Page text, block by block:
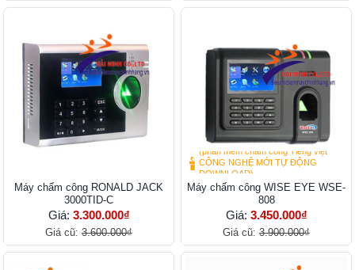
Máy chấm công RONALD JACK
3000TID-C
Giá: 3.300.000₫
Giá cũ: 3.600.000₫
(phần mềm chấm công Tiếng việt
CÔNG NGHỆ MỚI TỰ ĐỘNG
DOWNLOAD)
Máy chấm công WISE EYE WSE-
808
Giá: 3.450.000₫
Giá cũ: 3.900.000₫